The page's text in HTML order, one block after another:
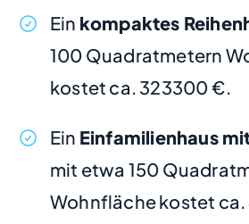
Ein kompaktes
100 Quadratmetern
kostet ca. 323300 €.
Ein Einfamilienhaus
mit etwa 150
Wohnfläche kostet